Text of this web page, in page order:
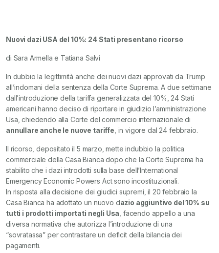
Nuovi dazi USA del 10%: 24 Stati presentano ricorso
di Sara Armella e Tatiana Salvi
In dubbio la legittimità anche dei nuovi dazi approvati da Trump
all’indomani della sentenza della Corte Suprema. A due settimane
dall’introduzione della tariffa generalizzata del 10%, 24 Stati
americani hanno deciso di riportare in giudizio l’amministrazione
Usa, chiedendo alla Corte del commercio internazionale di
annullare anche le nuove tariffe , in vigore dal 24 febbraio.
Il ricorso, depositato il 5 marzo, mette indubbio la politica
commerciale della Casa Bianca dopo che la Corte Suprema ha
stabilito che i dazi introdotti sulla base dell’International
Emergency Economic Powers Act sono incostituzionali.
In risposta alla decisione dei giudici supremi, il 20 febbraio la
Casa Bianca ha adottato un nuovo dazio aggiuntivo del 10% su
tutti i prodotti importati negli Usa , facendo appello a una
diversa normativa che autorizza l’introduzione di una
“sovratassa” per contrastare un deficit della bilancia dei
pagamenti.